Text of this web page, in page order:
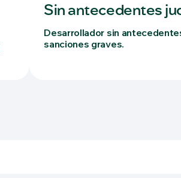
Sin antecedentes
Desarrollador sin
sanciones graves.